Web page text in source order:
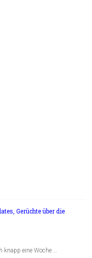
Gerüchte über die
eine Woche …